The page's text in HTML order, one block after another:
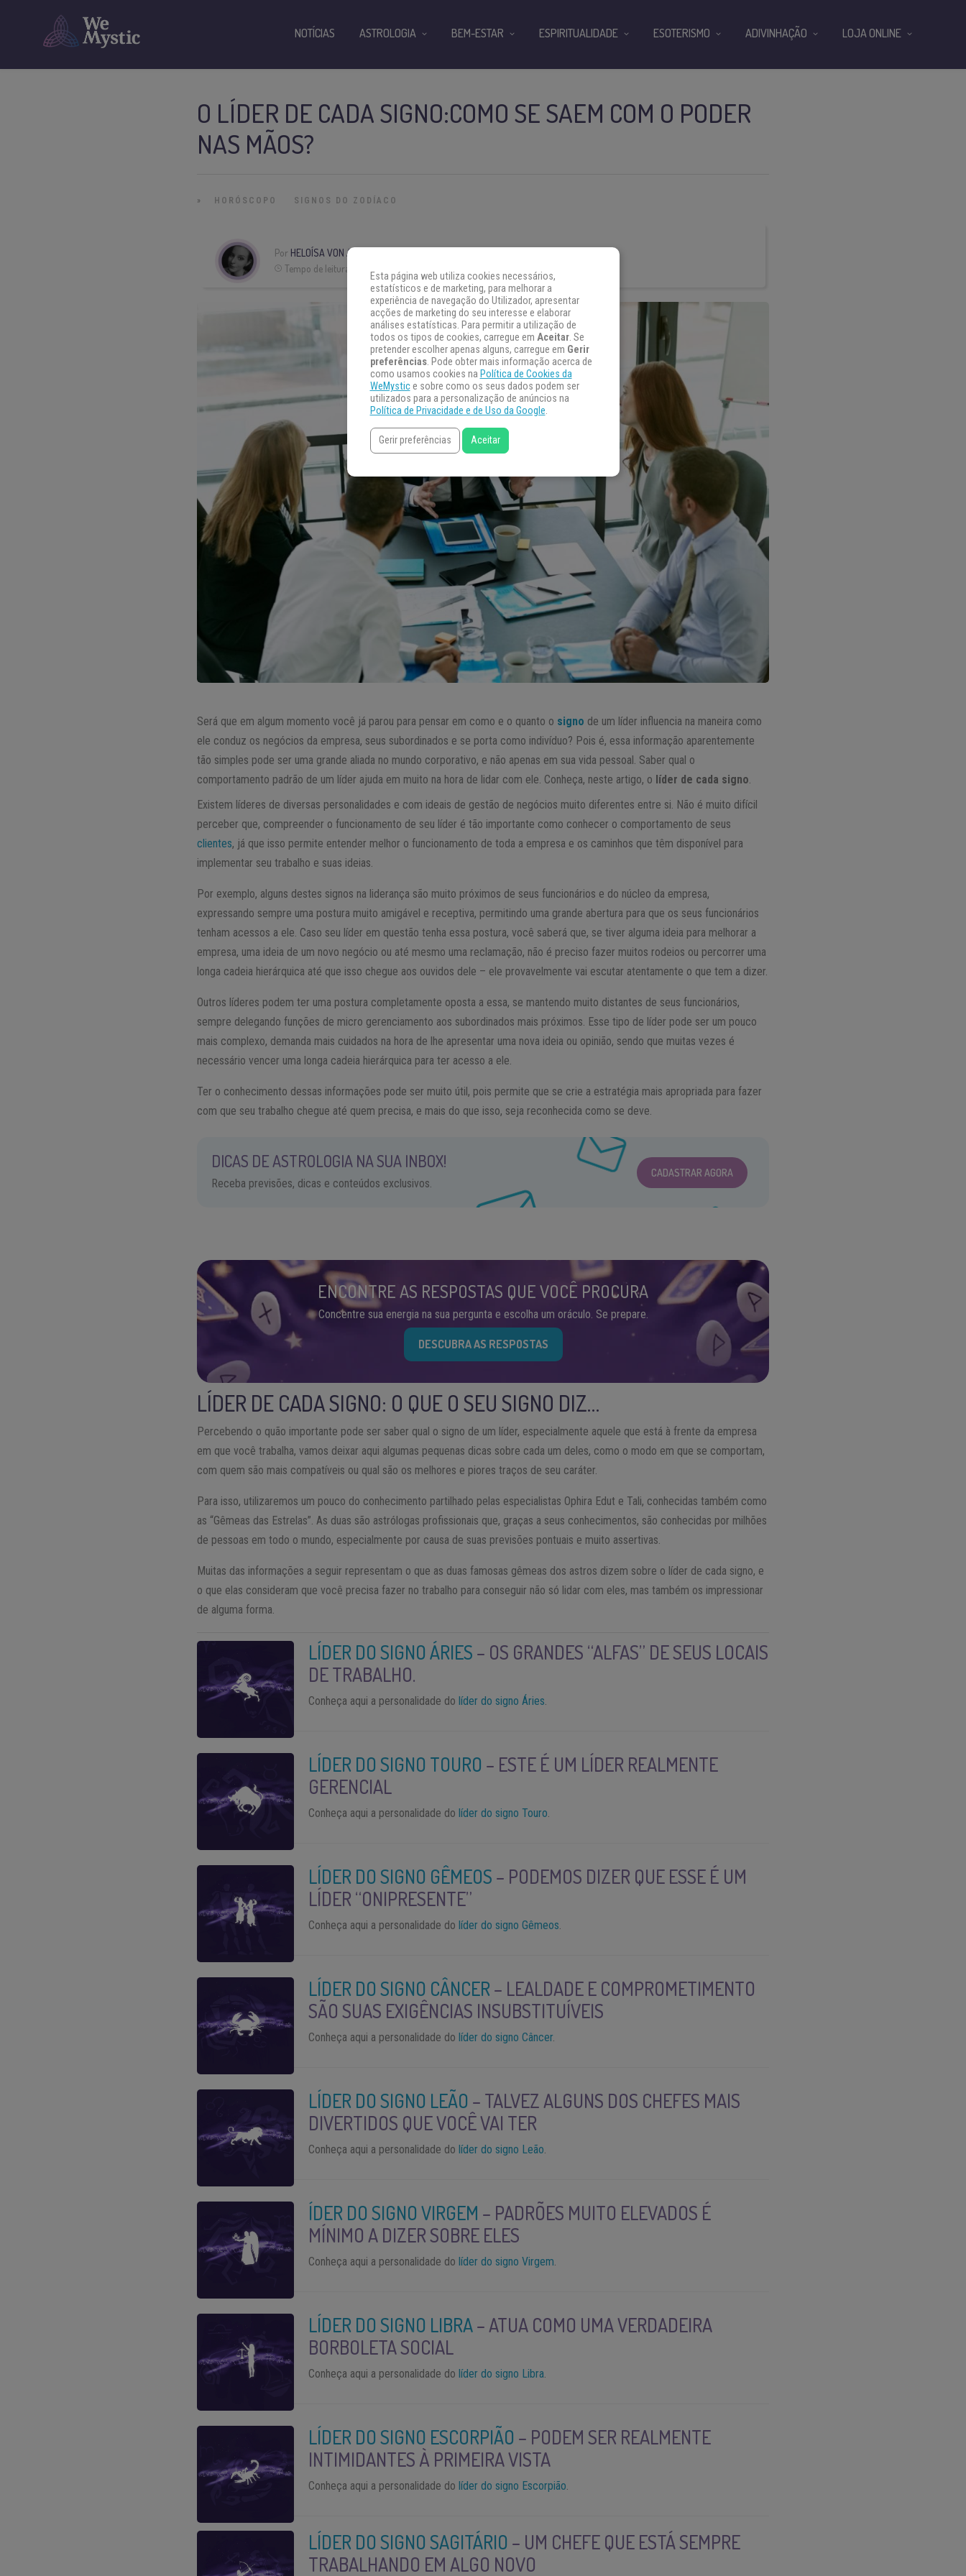
O LÍDER DE CADA SIGNO:COMO SE SAEM COM O PODER
NAS MÃOS?
» HORÓSCOPO SIGNOS DO ZODÍACO
Por HELOÍSA VON AH
Tempo de leitura:
Será que em algum momento você já parou para pensar em como e o quanto o signo de um líder influencia na maneira como
ele conduz os negócios da empresa, seus subordinados e se porta como indivíduo? Pois é, essa informação aparentemente
tão simples pode ser uma grande aliada no mundo corporativo, e não apenas em sua vida pessoal. Saber qual o
comportamento padrão de um líder ajuda em muito na hora de lidar com ele. Conheça, neste artigo, o líder de cada signo.
Existem líderes de diversas personalidades e com ideais de gestão de negócios muito diferentes entre si. Não é muito difícil
perceber que, compreender o funcionamento de seu líder é tão importante como conhecer o comportamento de seus
clientes, já que isso permite entender melhor o funcionamento de toda a empresa e os caminhos que têm disponível para
implementar seu trabalho e suas ideias.
Por exemplo, alguns destes signos na liderança são muito próximos de seus funcionários e do núcleo da empresa,
expressando sempre uma postura muito amigável e receptiva, permitindo uma grande abertura para que os seus funcionários
tenham acessos a ele. Caso seu líder em questão tenha essa postura, você saberá que, se tiver alguma ideia para melhorar a
empresa, uma ideia de um novo negócio ou até mesmo uma reclamação, não é preciso fazer muitos rodeios ou percorrer uma
longa cadeia hierárquica até que isso chegue aos ouvidos dele – ele provavelmente vai escutar atentamente o que tem a dizer.
Outros líderes podem ter uma postura completamente oposta a essa, se mantendo muito distantes de seus funcionários,
sempre delegando funções de micro gerenciamento aos subordinados mais próximos. Esse tipo de líder pode ser um pouco
mais complexo, demanda mais cuidados na hora de lhe apresentar uma nova ideia ou opinião, sendo que muitas vezes é
necessário vencer uma longa cadeia hierárquica para ter acesso a ele.
Ter o conhecimento dessas informações pode ser muito útil, pois permite que se crie a estratégia mais apropriada para fazer
com que seu trabalho chegue até quem precisa, e mais do que isso, seja reconhecida como se deve.
DICAS DE ASTROLOGIA NA SUA INBOX!
Receba previsões, dicas e conteúdos exclusivos.
CADASTRAR AGORA
ENCONTRE AS RESPOSTAS QUE VOCÊ PROCURA
Concentre sua energia na sua pergunta e escolha um oráculo. Se prepare.
DESCUBRA AS RESPOSTAS
LÍDER DE CADA SIGNO: O QUE O SEU SIGNO DIZ…
Percebendo o quão importante pode ser saber qual o signo de um líder, especialmente aquele que está à frente da empresa
em que você trabalha, vamos deixar aqui algumas pequenas dicas sobre cada um deles, como o modo em que se comportam,
com quem são mais compatíveis ou qual são os melhores e piores traços de seu caráter.
Para isso, utilizaremos um pouco do conhecimento partilhado pelas especialistas Ophira Edut e Tali, conhecidas também como
as “Gêmeas das Estrelas”. As duas são astrólogas profissionais que, graças a seus conhecimentos, são conhecidas por milhões
de pessoas em todo o mundo, especialmente por causa de suas previsões pontuais e muito assertivas.
Muitas das informações a seguir representam o que as duas famosas gêmeas dos astros dizem sobre o líder de cada signo, e
o que elas consideram que você precisa fazer no trabalho para conseguir não só lidar com eles, mas também os impressionar
de alguma forma.
LÍDER DO SIGNO ÁRIES – OS GRANDES “ALFAS” DE SEUS LOCAIS
DE TRABALHO.
Conheça aqui a personalidade do líder do signo Áries.
LÍDER DO SIGNO TOURO – ESTE É UM LÍDER REALMENTE
GERENCIAL
Conheça aqui a personalidade do líder do signo Touro.
LÍDER DO SIGNO GÊMEOS – PODEMOS DIZER QUE ESSE É UM
LÍDER “ONIPRESENTE”
Conheça aqui a personalidade do líder do signo Gêmeos.
LÍDER DO SIGNO CÂNCER – LEALDADE E COMPROMETIMENTO
SÃO SUAS EXIGÊNCIAS INSUBSTITUÍVEIS
Conheça aqui a personalidade do líder do signo Câncer.
LÍDER DO SIGNO LEÃO – TALVEZ ALGUNS DOS CHEFES MAIS
DIVERTIDOS QUE VOCÊ VAI TER
Conheça aqui a personalidade do líder do signo Leão.
ÍDER DO SIGNO VIRGEM – PADRÕES MUITO ELEVADOS É
MÍNIMO A DIZER SOBRE ELES
Conheça aqui a personalidade do líder do signo Virgem.
LÍDER DO SIGNO LIBRA– ATUA COMO UMA VERDADEIRA
BORBOLETA SOCIAL
Conheça aqui a personalidade do líder do signo Libra.
LÍDER DO SIGNO ESCORPIÃO – PODEM SER REALMENTE
INTIMIDANTES À PRIMEIRA VISTA
Conheça aqui a personalidade do líder do signo Escorpião.
LÍDER DO SIGNO SAGITÁRIO – UM CHEFE QUE ESTÁ SEMPRE
TRABALHANDO EM ALGO NOVO
NOTÍCIAS ASTROLOGIA BEM-ESTAR ESPIRITUALIDADE ESOTERISMO ADIVINHAÇÃO LOJA ONLINE
Esta página web utiliza cookies necessários,
estatísticos e de marketing, para melhorar a
experiência de navegação do Utilizador, apresentar
acções de marketing do seu interesse e elaborar
análises estatísticas. Para permitir a utilização de
todos os tipos de cookies, carregue em Aceitar. Se
pretender escolher apenas alguns, carregue em Gerir
preferências. Pode obter mais informação acerca de
como usamos cookies na Política de Cookies da
WeMystice sobre como os seus dados podem ser
utilizados para a personalização de anúncios na
Política de Privacidade e de Uso da Google.
Gerir preferências Aceitar